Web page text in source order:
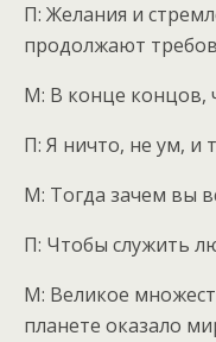
П: Желания и
продолжают
М: В конце концов,
П: Я ничто, не ум, и
М: Тогда зачем вы
П: Чтобы служить
М: Великое
планете оказало